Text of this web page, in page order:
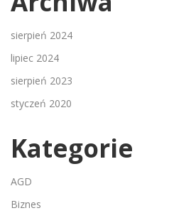
sierpień 2024
lipiec 2024
sierpień 2023
styczeń 2020
Kategorie
AGD
Biznes